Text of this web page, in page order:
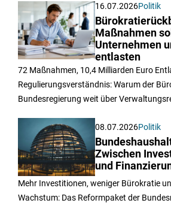
16.07.2026Politik
Maßnahmen
Unternehmen
entlasten
72 Maßnahmen, 10,4 Milliarden Euro
Regulierungsverständnis: Warum der
Bundesregierung weit über
08.07.2026Politik
Zwischen
und
Mehr Investitionen, weniger Bürokratie
Wachstum: Das Reformpaket der